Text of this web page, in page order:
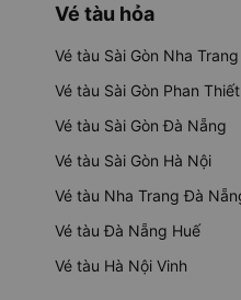
Vé tàu hỏa
Vé tàu Sài Gòn Nha Trang
Vé tàu Sài Gòn Phan Thiết
Vé tàu Sài Gòn Đà Nẵng
Vé tàu Sài Gòn Hà Nội
Vé tàu Nha Trang Đà
Vé tàu Đà Nẵng Huế
Vé tàu Hà Nội Vinh